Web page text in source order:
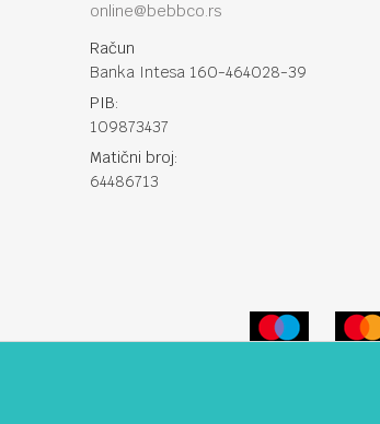
online@bebbco.rs
Račun
Banka Intesa 160-464028-39
PIB:
109873437
Matični broj:
64486713